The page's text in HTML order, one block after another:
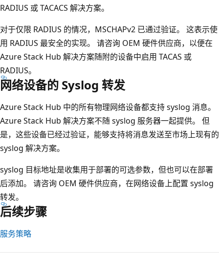
RADIUS 或 TACACS 解决方案。
对于仅限 RADIUS 的情况，MSCHAPv2 已通过验证。 这表示使
用 RADIUS 最安全的实现。 请咨询 OEM 硬件供应商，以便在
Azure Stack Hub 解决方案随附的设备中启用 TACAS 或
RADIUS。
网络设备的 Syslog 转发
Azure Stack Hub 中的所有物理网络设备都支持 syslog 消息。
Azure Stack Hub 解决方案不随 syslog 服务器一起提供。 但
是，这些设备已经过验证，能够支持将消息发送至市场上现有的
syslog 解决方案。
syslog 目标地址是收集用于部署的可选参数，但也可以在部署
后添加。 请咨询 OEM 硬件供应商，在网络设备上配置 syslog
转发。
后续步骤
服务策略